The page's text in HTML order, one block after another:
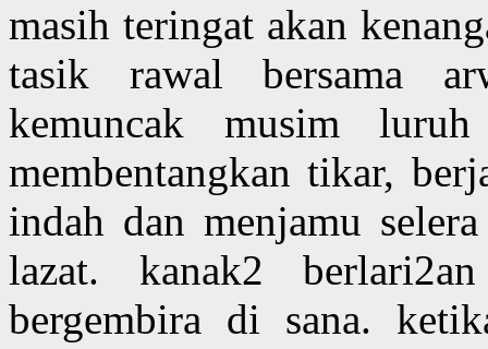
masih teringat akan
tasik rawal bersama
kemuncak musim
membentangkan tikar,
indah dan menjamu
lazat. kanak2
bergembira di sana.